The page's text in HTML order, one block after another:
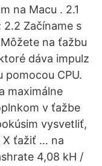
na Macu . 2.1
Začíname s
na ťažbu
dáva impulz
pomocou CPU.
maximálne
v ťažbe
vysvetliť,
X ťažiť … na
4,08 kH /